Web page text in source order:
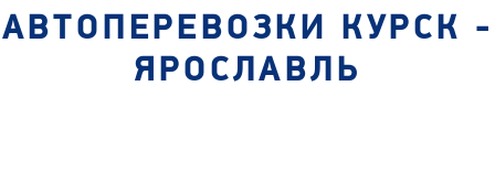
АВТОПЕРЕВОЗКИ КУРСК -
ЯРОСЛАВЛЬ